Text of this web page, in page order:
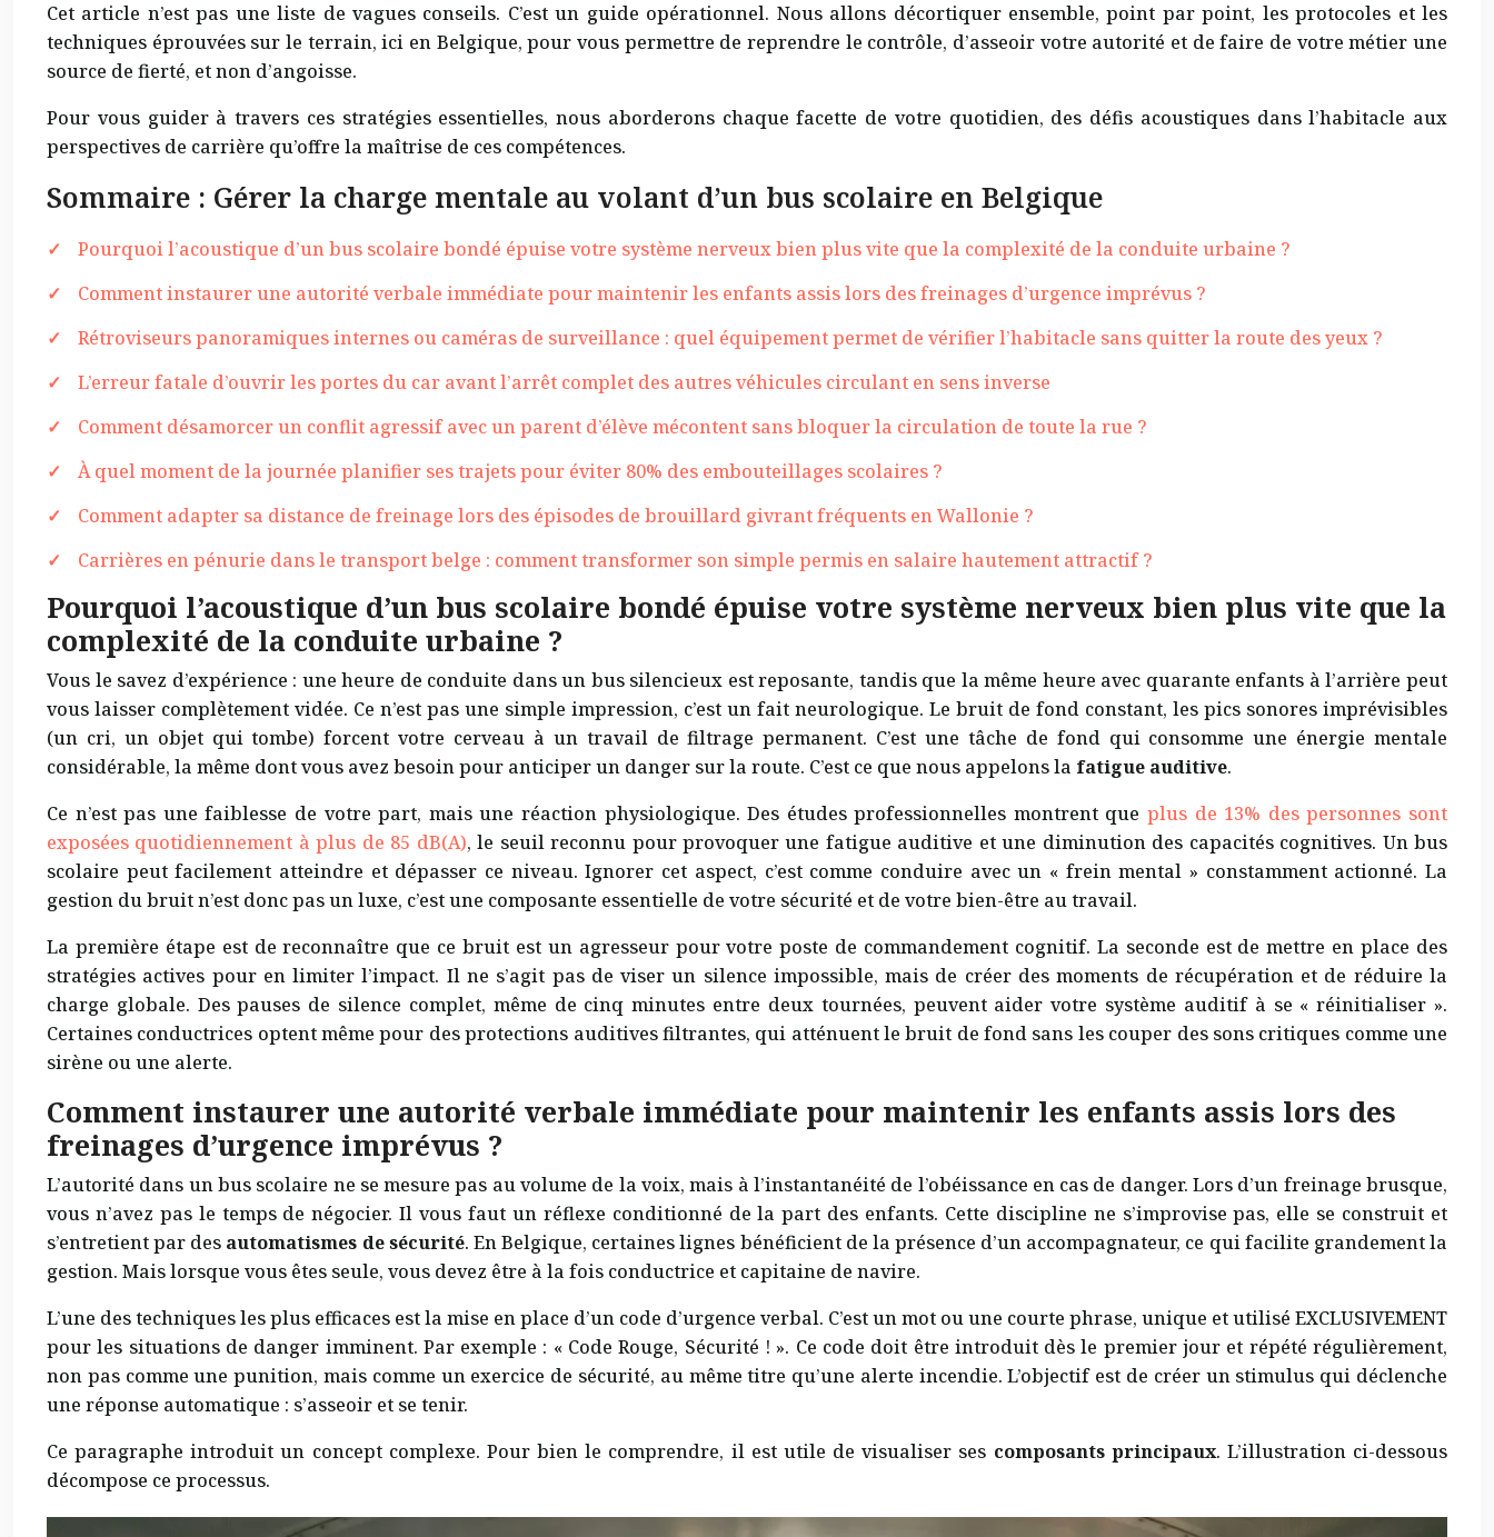
Cet article n’est pas une liste de vagues conseils. C’est un guide opérationnel. Nous allons décortiquer ensemble, point par point, les protocoles et les
techniques éprouvées sur le terrain, ici en Belgique, pour vous permettre de reprendre le contrôle, d’asseoir votre autorité et de faire de votre métier une
source de fierté, et non d’angoisse.
Pour vous guider à travers ces stratégies essentielles, nous aborderons chaque facette de votre quotidien, des défis acoustiques dans l’habitacle aux
perspectives de carrière qu’offre la maîtrise de ces compétences.
Sommaire : Gérer la charge mentale au volant d’un bus scolaire en Belgique
Pourquoi l’acoustique d’un bus scolaire bondé épuise votre système nerveux bien plus vite que la complexité de la conduite urbaine ?
Comment instaurer une autorité verbale immédiate pour maintenir les enfants assis lors des freinages d’urgence imprévus ?
Rétroviseurs panoramiques internes ou caméras de surveillance : quel équipement permet de vérifier l’habitacle sans quitter la route des yeux ?
L’erreur fatale d’ouvrir les portes du car avant l’arrêt complet des autres véhicules circulant en sens inverse
Comment désamorcer un conflit agressif avec un parent d’élève mécontent sans bloquer la circulation de toute la rue ?
À quel moment de la journée planifier ses trajets pour éviter 80% des embouteillages scolaires ?
Comment adapter sa distance de freinage lors des épisodes de brouillard givrant fréquents en Wallonie ?
Carrières en pénurie dans le transport belge : comment transformer son simple permis en salaire hautement attractif ?
Pourquoi l’acoustique d’un bus scolaire bondé épuise votre système nerveux bien plus vite que la
complexité de la conduite urbaine ?
Vous le savez d’expérience : une heure de conduite dans un bus silencieux est reposante, tandis que la même heure avec quarante enfants à l’arrière peut
vous laisser complètement vidée. Ce n’est pas une simple impression, c’est un fait neurologique. Le bruit de fond constant, les pics sonores imprévisibles
(un cri, un objet qui tombe) forcent votre cerveau à un travail de filtrage permanent. C’est une tâche de fond qui consomme une énergie mentale
considérable, la même dont vous avez besoin pour anticiper un danger sur la route. C’est ce que nous appelons la fatigue auditive.
Ce n’est pas une faiblesse de votre part, mais une réaction physiologique. Des études professionnelles montrent queplus de 13% des personnes sont
exposées quotidiennement à plus de 85 dB(A), le seuil reconnu pour provoquer une fatigue auditive et une diminution des capacités cognitives. Un bus
scolaire peut facilement atteindre et dépasser ce niveau. Ignorer cet aspect, c’est comme conduire avec un « frein mental » constamment actionné. La
gestion du bruit n’est donc pas un luxe, c’est une composante essentielle de votre sécurité et de votre bien-être au travail.
La première étape est de reconnaître que ce bruit est un agresseur pour votre poste de commandement cognitif. La seconde est de mettre en place des
stratégies actives pour en limiter l’impact. Il ne s’agit pas de viser un silence impossible, mais de créer des moments de récupération et de réduire la
charge globale. Des pauses de silence complet, même de cinq minutes entre deux tournées, peuvent aider votre système auditif à se « réinitialiser ».
Certaines conductrices optent même pour des protections auditives filtrantes, qui atténuent le bruit de fond sans les couper des sons critiques comme une
sirène ou une alerte.
Comment instaurer une autorité verbale immédiate pour maintenir les enfants assis lors des
freinages d’urgence imprévus ?
L’autorité dans un bus scolaire ne se mesure pas au volume de la voix, mais à l’instantanéité de l’obéissance en cas de danger. Lors d’un freinage brusque,
vous n’avez pas le temps de négocier. Il vous faut un réflexe conditionné de la part des enfants. Cette discipline ne s’improvise pas, elle se construit et
s’entretient par des automatismes de sécurité. En Belgique, certaines lignes bénéficient de la présence d’un accompagnateur, ce qui facilite grandement la
gestion. Mais lorsque vous êtes seule, vous devez être à la fois conductrice et capitaine de navire.
L’une des techniques les plus efficaces est la mise en place d’un code d’urgence verbal. C’est un mot ou une courte phrase, unique et utilisé EXCLUSIVEMENT
pour les situations de danger imminent. Par exemple : « Code Rouge, Sécurité ! ». Ce code doit être introduit dès le premier jour et répété régulièrement,
non pas comme une punition, mais comme un exercice de sécurité, au même titre qu’une alerte incendie. L’objectif est de créer un stimulus qui déclenche
une réponse automatique : s’asseoir et se tenir.
Ce paragraphe introduit un concept complexe. Pour bien le comprendre, il est utile de visualiser ses composants principaux. L’illustration ci-dessous
décompose ce processus.